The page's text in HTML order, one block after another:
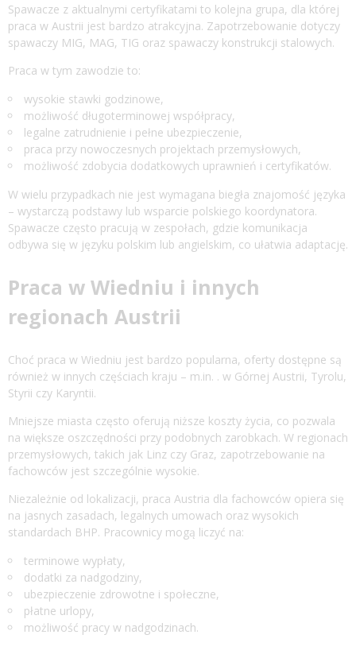
Spawacze z aktualnymi certyfikatami to kolejna grupa, dla której
praca w Austrii jest bardzo atrakcyjna. Zapotrzebowanie dotyczy
spawaczy MIG, MAG, TIG oraz spawaczy konstrukcji stalowych.
Praca w tym zawodzie to:
wysokie stawki godzinowe,
możliwość długoterminowej współpracy,
legalne zatrudnienie i pełne ubezpieczenie,
praca przy nowoczesnych projektach przemysłowych,
możliwość zdobycia dodatkowych uprawnień i certyfikatów.
W wielu przypadkach nie jest wymagana biegła znajomość języka
– wystarczą podstawy lub wsparcie polskiego koordynatora.
Spawacze często pracują w zespołach, gdzie komunikacja
odbywa się w języku polskim lub angielskim, co ułatwia adaptację.
Praca w Wiedniu i innych
regionach Austrii
Choć praca w Wiedniu jest bardzo popularna, oferty dostępne są
również w innych częściach kraju – m.in. . w Górnej Austrii, Tyrolu,
Styrii czy Karyntii.
Mniejsze miasta często oferują niższe koszty życia, co pozwala
na większe oszczędności przy podobnych zarobkach. W regionach
przemysłowych, takich jak Linz czy Graz, zapotrzebowanie na
fachowców jest szczególnie wysokie.
Niezależnie od lokalizacji, praca Austria dla fachowców opiera się
na jasnych zasadach, legalnych umowach oraz wysokich
standardach BHP. Pracownicy mogą liczyć na:
terminowe wypłaty,
dodatki za nadgodziny,
ubezpieczenie zdrowotne i społeczne,
płatne urlopy,
możliwość pracy w nadgodzinach.